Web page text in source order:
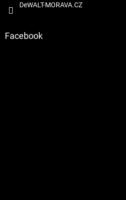
DeWALT-MORAVA.CZ
Facebook